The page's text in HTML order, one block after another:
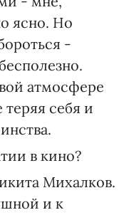
ясно. Но
-
атмосфере
себя и
в кино?
Михалков.
и к